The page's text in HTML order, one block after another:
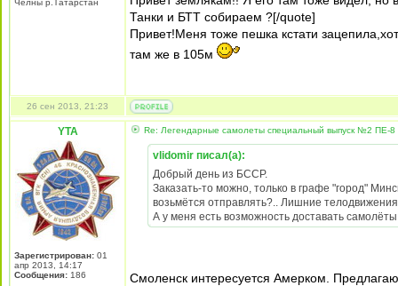
Челны р.Татарстан
Танки и БТТ собираем ?[/quote]
Привет!Меня тоже пешка кстати
там же в 105м
26 сен 2013, 21:23
YTA
Зарегистрирован: 01
апр 2013, 14:17
Сообщения: 186
Re: Легендарные самолеты специальный выпуск №2 ПЕ-
vlidomir писал(а):
Добрый день из БССР.
Заказать-то можно, только в графе "город"
возьмётся отправлять?.. Лишние
А у меня есть возможность доставать
Смоленск интересуется Амерком.